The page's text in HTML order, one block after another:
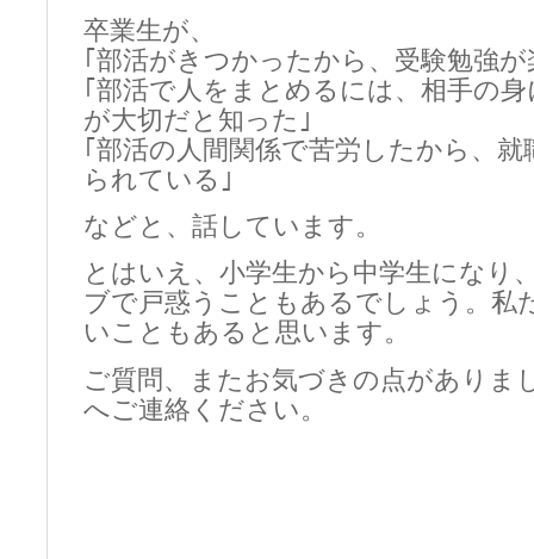
卒業生が、
｢部活がきつかったから、受験勉強
｢部活で人をまとめるには、相手の
が大切だと知った｣
｢部活の人間関係で苦労したから、
られている｣
などと、話しています。
とはいえ、小学生から中学生になり
ブで戸惑うこともあるでしょう。私
いこともあると思います。
ご質問、またお気づきの点がありま
へご連絡ください。